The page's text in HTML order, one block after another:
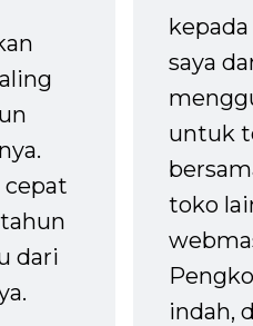
cepat
dari
saya
untuk
toko
indah,